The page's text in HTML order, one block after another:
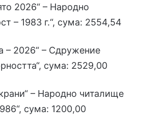
2026“ – Народно
– 1983 г.“, сума: 2554,54
– 2026“ – Сдружение
сума: 2529,00
– Народно читалище
сума: 1200,00